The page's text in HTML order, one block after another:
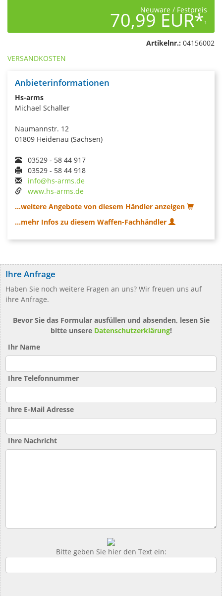
Neuware / Festpreis
70,99 EUR*1
Artikelnr.: 04156002
VERSANDKOSTEN
Anbieterinformationen
Hs-arms
Michael Schaller
Naumannstr. 12
01809 Heidenau (Sachsen)
03529 - 58 44 917
03529 - 58 44 918
info@hs-arms.de
www.hs-arms.de
...weitere Angebote von diesem Händler anzeigen
...mehr Infos zu diesem Waffen-Fachhändler
Ihre Anfrage
Haben Sie noch weitere Fragen an uns? Wir freuen uns auf
ihre Anfrage.
Bevor Sie das Formular ausfüllen und absenden, lesen Sie
bitte unsere Datenschutzerklärung!
Ihr Name
Ihre Telefonnummer
Ihre E-Mail Adresse
Ihre Nachricht
Bitte geben Sie hier den Text ein: